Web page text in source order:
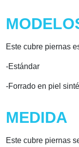
Este cubre piernas
-Estándar
-Forrado en piel
MEDIDA
Este cubre piernas